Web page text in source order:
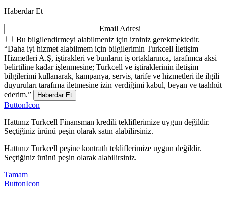
Haberdar Et
Email Adresi
Bu bilgilendirmeyi alabilmeniz için izniniz gerekmektedir.
“Daha iyi hizmet alabilmem için bilgilerimin Turkcell İletişim
Hizmetleri A.Ş, iştirakleri ve bunların iş ortaklarınca, tarafımca aksi
belirtiline kadar işlenmesine; Turkcell ve iştiraklerinin iletişim
bilgilerimi kullanarak, kampanya, servis, tarife ve hizmetleri ile ilgili
duyuruları tarafıma iletmesine izin verdiğimi kabul, beyan ve taahhüt
ederim.”
Haberdar Et
ButtonIcon
Hattınız Turkcell Finansman kredili tekliflerimize uygun değildir.
Seçtiğiniz ürünü peşin olarak satın alabilirsiniz.
Hattınız Turkcell peşine kontratlı tekliflerimize uygun değildir.
Seçtiğiniz ürünü peşin olarak alabilirsiniz.
Tamam
ButtonIcon